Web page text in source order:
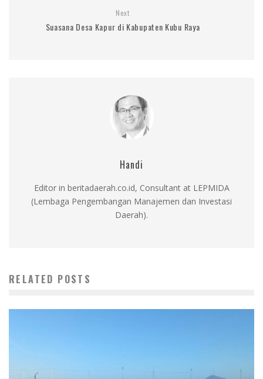
Next
Suasana Desa Kapur di Kabupaten Kubu Raya
Handi
Editor in beritadaerah.co.id, Consultant at LEPMIDA
(Lembaga Pengembangan Manajemen dan Investasi
Daerah).
RELATED POSTS